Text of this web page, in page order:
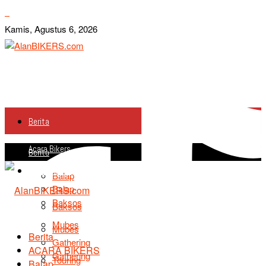
Kamis, Agustus 6, 2026
Berita
Acara Bikers
Balap
Baksos
Mubes
Gathering
Berita
Acara Bikers
Balap
Baksos
Mubes
Gathering
Touring
Berita
ACARA BIKERS